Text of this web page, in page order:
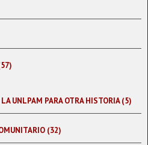
UNLPAM PARA OTRA HISTORIA (5)
(32)